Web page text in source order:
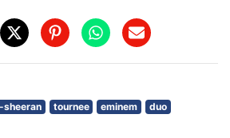
sheeran tournee eminem
duo